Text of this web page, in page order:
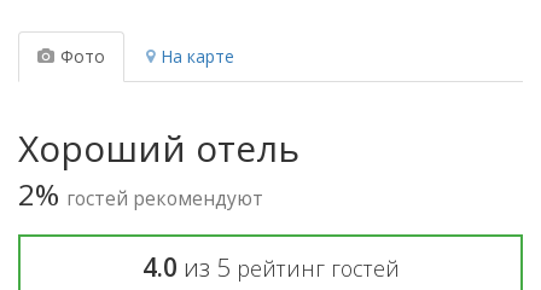
Фото На карте
Хороший отель
2% гостей рекомендуют
4.0 из 5 рейтинг гостей